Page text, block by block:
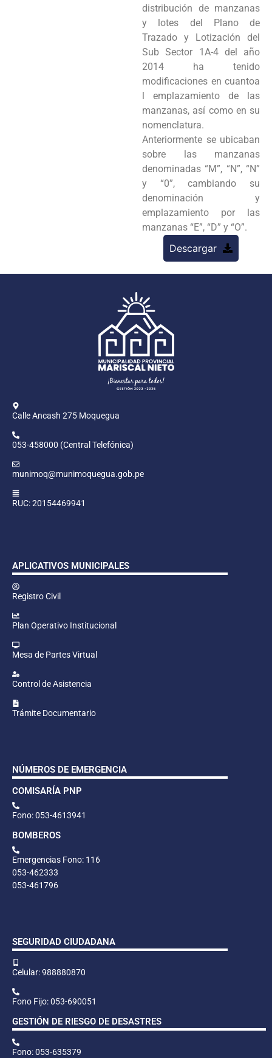
distribución de manzanas
y lotes del Plano de
Trazado y Lotización del
Sub Sector 1A-4 del año
2014 ha tenido
modificaciones en cuantoa
l emplazamiento de las
manzanas, así como en su
nomenclatura.
Anteriormente se ubicaban
sobre las manzanas
denominadas “M”, “N”, “N”
y “0”, cambiando su
denominación y
emplazamiento por las
manzanas “E”, “D” y “O”.
Descargar
Calle Ancash 275 Moquegua
053-458000 (Central Telefónica)
munimoq@munimoquegua.gob.pe
RUC: 20154469941
APLICATIVOS MUNICIPALES
Registro Civil
Plan Operativo Institucional
Mesa de Partes Virtual
Control de Asistencia
Trámite Documentario
NÚMEROS DE EMERGENCIA
COMISARÍA PNP
Fono: 053-4613941
BOMBEROS
Emergencias Fono: 116
053-462333
053-461796
SEGURIDAD CIUDADANA
Celular: 988880870
Fono Fijo: 053-690051
GESTIÓN DE RIESGO DE DESASTRES
Fono: 053-635379